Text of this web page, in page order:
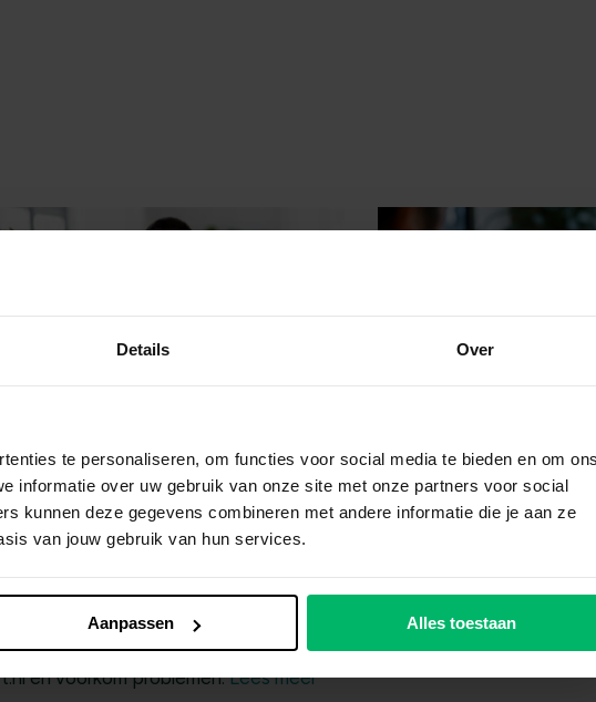
Details Over
te personaliseren, om functies voor social media te bieden en om ons
informatie over uw gebruik van onze site met onze partners voor social
kunnen deze gegevens combineren met andere informatie die je aan ze
van jouw gebruik van hun services.
Aanpassen Alles toestaan
AVG-verklaring op 25
jij er klaar voor?
wordt de nieuwe AVG-verklaring
privacywetgeving door wijzigingen op
werken. Nieuwe medewerkers,
of software? Pas het aan in AVG-
en voorkom problemen.Lees meer
Maak jij deze
met
Een foto van een
maar mag lang niet altijd
organisaties slaan
persoonsgegevens op
wettelijke reden voor